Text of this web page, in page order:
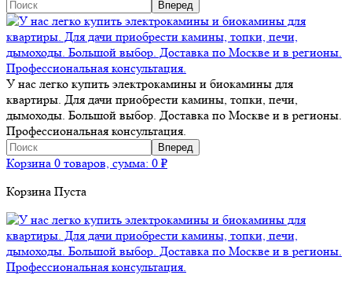
У нас легко купить электрокамины и биокамины для
квартиры. Для дачи приобрести камины, топки, печи,
дымоходы. Большой выбор. Доставка по Москве и в регионы.
Профессиональная консультация.
Корзина 0 товаров, сумма: 0 ₽
Корзина Пуста